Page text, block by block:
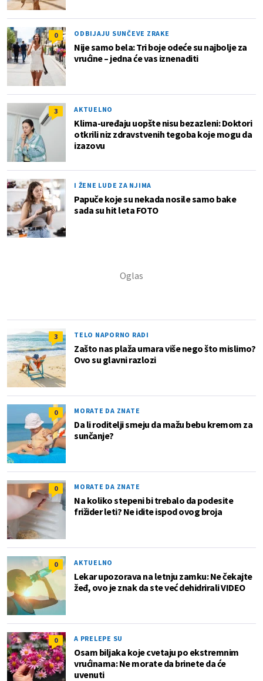
0 ODBIJAJU SUNČEVE ZRAKE
Nije samo bela: Tri boje odeće su najbolje za
vrućine – jedna će vas iznenaditi
3 AKTUELNO
Klima-uređaju uopšte nisu bezazleni: Doktori
otkrili niz zdravstvenih tegoba koje mogu da
izazovu
I ŽENE LUDE ZA NJIMA
Papuče koje su nekada nosile samo bake
sada su hit leta FOTO
3 TELO NAPORNO RADI
Zašto nas plaža umara više nego što mislimo?
Ovo su glavni razlozi
0 MORATE DA ZNATE
Da li roditelji smeju da mažu bebu kremom za
sunčanje?
0 MORATE DA ZNATE
Na koliko stepeni bi trebalo da podesite
frižider leti? Ne idite ispod ovog broja
0 AKTUELNO
Lekar upozorava na letnju zamku: Ne čekajte
žeđ, ovo je znak da ste već dehidrirali VIDEO
0 A PRELEPE SU
Osam biljaka koje cvetaju po ekstremnim
vrućinama: Ne morate da brinete da će
uvenuti